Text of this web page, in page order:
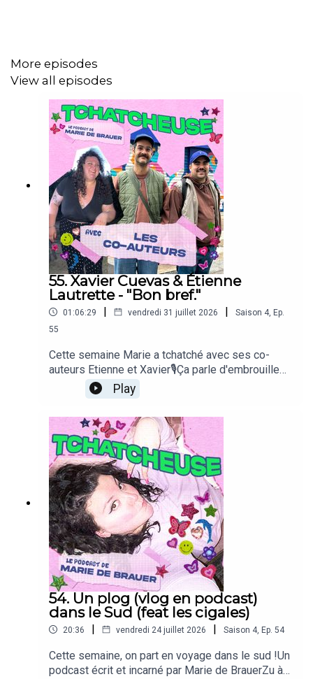
Pour votre santé, mangez au moins cinq fruits et
légumes par jour.
🍽️🍽️🍽️
à la prod
Valentine de Buepour la DA zinzin
et un générique de ouf parJulien Karpi
👇Pour soutenir le podcast 👇
1. On s'abonne 🔔
2. On mets 5 étoiles et un commentaire sur Apple
3. On rejointTchatcheuse sur Instagram 🤳🏼
Venez donc me voir au Petit palais des glaces !
More episodes
View all episodes
55. Xavier Cuevas & Étienne
Lautrette - "Bon bref."
01:06:29 | vendredi 31 juillet 2026 | Saison 4, Ep.
55
Cette semaine Marie a tchatché avec ses co-
auteurs Etienne et Xavier🎙Ça parle d'embrouilles,
du métier d'auteur, de sauter des classes, de
complexes, de batch cooking, de glaces, bon
bref...Un podcast écrit et incarné par Marie de
BrauerZu à la prod, Pauline Bouillaud au
montage,Valentine de Bue pour la DA zinzinet un
générique de guedin par Julien Karpi👇Pour
soutenir le podcast 👇1. On s'abonne 🔔2. On
mets 5 étoiles et un commentaire sur Apple
Podcasts, Spotify et Podcast Addict ⭐3. On
rejoint Tchatcheuse sur Instagram 🤳🏼
Play
54. Un plog (vlog en podcast)
dans le Sud (feat les cigales)
20:36 | vendredi 24 juillet 2026 | Saison 4, Ep. 54
Cette semaine, on part en voyage dans le sud !Un
podcast écrit et incarné par Marie de BrauerZu à